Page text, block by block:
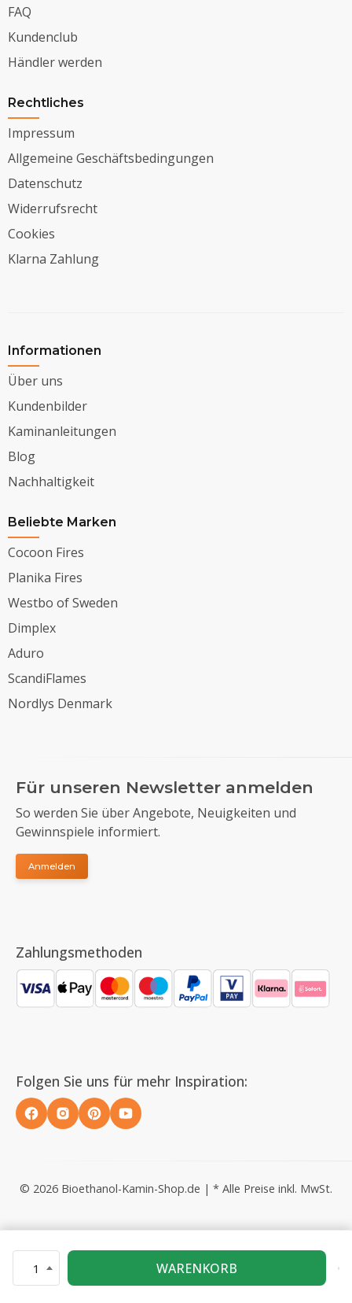
1 WARENKORB
FAQ
Kundenclub
Händler werden
Rechtliches
Impressum
Allgemeine Geschäftsbedingungen
Datenschutz
Widerrufsrecht
Cookies
Klarna Zahlung
Informationen
Über uns
Kundenbilder
Kaminanleitungen
Blog
Nachhaltigkeit
Beliebte Marken
Cocoon Fires
Planika Fires
Westbo of Sweden
Dimplex
Aduro
ScandiFlames
Nordlys Denmark
Für unseren Newsletter anmelden
So werden Sie über Angebote, Neuigkeiten und
Gewinnspiele informiert.
Anmelden
Zahlungsmethoden
Folgen Sie uns für mehr Inspiration:
© 2026 Bioethanol-Kamin-Shop.de | * Alle Preise inkl. MwSt.